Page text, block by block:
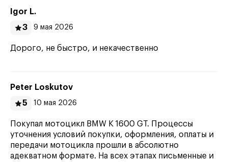
Igor L.
3
9 мая 2026
Дорого, не быстро, и некачественно
Peter Loskutov
5
10 мая 2026
Покупал мотоцикл BMW K 1600 GT. Процессы
уточнения условий покупки, оформления, оплаты и
передачи мотоцикла прошли в абсолютно
адекватном формате. На всех этапах письменные и